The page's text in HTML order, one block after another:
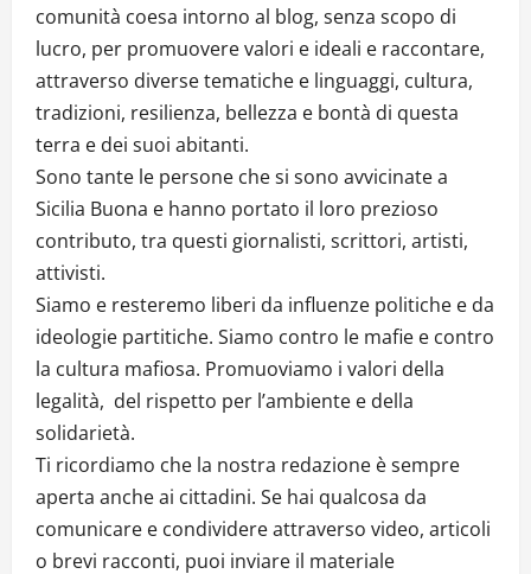
comunità coesa intorno al blog, senza scopo di
lucro, per promuovere valori e ideali e raccontare,
attraverso diverse tematiche e linguaggi, cultura,
tradizioni, resilienza, bellezza e bontà di questa
terra e dei suoi abitanti.
Sono tante le persone che si sono avvicinate a
Sicilia Buona e hanno portato il loro prezioso
contributo, tra questi giornalisti, scrittori, artisti,
attivisti.
Siamo e resteremo liberi da influenze politiche e da
ideologie partitiche. Siamo contro le mafie e contro
la cultura mafiosa. Promuoviamo i valori della
legalità, del rispetto per l’ambiente e della
solidarietà.
Ti ricordiamo che la nostra redazione è sempre
aperta anche ai cittadini. Se hai qualcosa da
comunicare e condividere attraverso video, articoli
o brevi racconti, puoi inviare il materiale